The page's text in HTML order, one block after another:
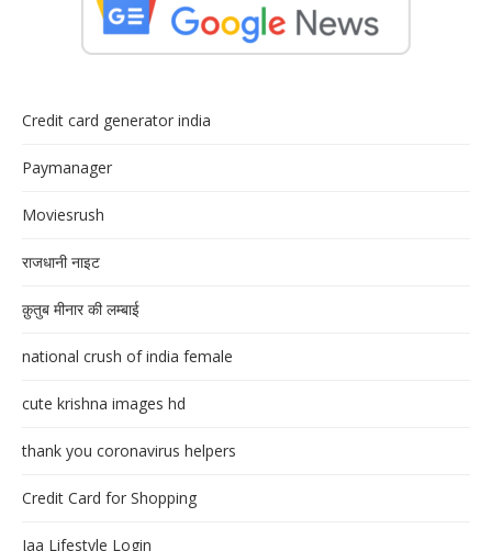
Credit card generator india
Paymanager
Moviesrush
राजधानी नाइट
क़ुतुब मीनार की लम्बाई
national crush of india female
cute krishna images hd
thank you coronavirus helpers
Credit Card for Shopping
Jaa Lifestyle Login